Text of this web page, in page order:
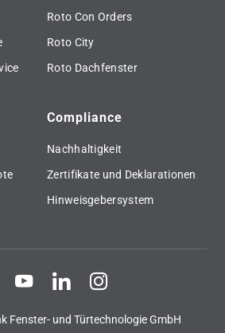
Roto Con Orders
Roto City
Roto Dachfenster
Compliance
Nachhaltigkeit
Zertifikate und Deklarationen
Hinweisgebersystem
Fenster- und Türtechnologie GmbH